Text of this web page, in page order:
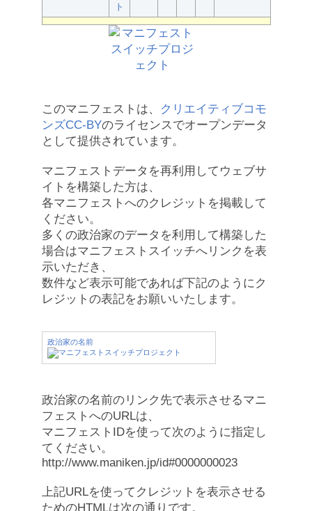
ト
このマニフェストは、
クリエイティブコモ
ンズCC-BYのライセンスでオープンデータ
として提供されています。
マニフェストデータを再利用してウェブサ
イトを構築した方は、
各マニフェストへのクレジットを掲載して
ください。
多くの政治家のデータを利用して構築した
場合はマニフェストスイッチへリンクを表
示いただき、
数件など表示可能であれば下記のようにク
レジットの表記をお願いいたします。
政治家の名前
政治家の名前のリンク先で表示させるマニ
フェストへのURLは、
マニフェストIDを使って次のように指定し
てください。
http://www.maniken.jp/id#0000000023
上記URLを使ってクレジットを表示させる
ためのHTMLは次の通りです。